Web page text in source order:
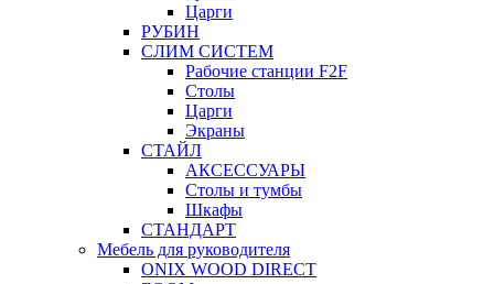
Царги
РУБИН
СЛИМ СИСТЕМ
Рабочие станции F2F
Столы
Царги
Экраны
СТАЙЛ
АКСЕССУАРЫ
Столы и тумбы
Шкафы
СТАНДАРТ
Мебель для руководителя
ONIX WOOD DIRECT